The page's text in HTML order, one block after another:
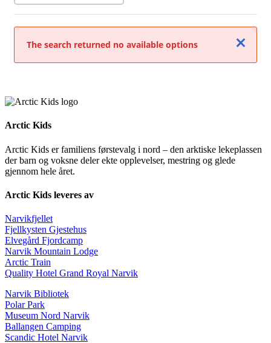
Close
The search returned no available options
Arctic Kids
Arctic Kids er familiens førstevalg i nord – den arktiske lekeplassen
der barn og voksne deler ekte opplevelser, mestring og glede
gjennom hele året.
Arctic Kids leveres av
Narvikfjellet
Fjellkysten Gjestehus
Elvegård Fjordcamp
Narvik Mountain Lodge
Arctic Train
Quality Hotel Grand Royal Narvik
Narvik Bibliotek
Polar Park
Museum Nord Narvik
Ballangen Camping
Scandic Hotel Narvik